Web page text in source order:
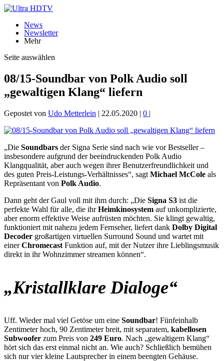
News
Newsletter
Mehr
Seite auswählen
08/15-Soundbar von Polk Audio soll
„gewaltigen Klang“ liefern
Gepostet von Udo Metterlein | 22.05.2020 | 0 |
„Die Soundbars der Signa Serie sind nach wie vor Bestseller –
insbesondere aufgrund der beeindruckenden Polk Audio
Klangqualität, aber auch wegen ihrer Benutzerfreundlichkeit und
des guten Preis-Leistungs-Verhältnisses“, sagt Michael McCole als
Repräsentant von Polk Audio.
Dann geht der Gaul voll mit ihm durch: „Die Signa S3 ist die
perfekte Wahl für alle, die ihrHeimkinosystem auf unkomplizierte,
aber enorm effektive Weise aufrüsten möchten. Sie klingt gewaltig,
funktioniert mit nahezu jedem Fernseher, liefert dank Dolby Digital
Decoder großartigen virtuellen Surround Sound und wartet mit
einerChromecast Funktion auf, mit der Nutzer ihre Lieblingsmusik
direkt in ihr Wohnzimmer streamen können“.
„Kristallklare Dialoge“
Uff. Wieder mal viel Getöse um eine Soundbar! Fünfeinhalb
Zentimeter hoch, 90 Zentimeter breit, mit separatem, kabellosen
Subwoofer zum Preis von 249 Euro. Nach „gewaltigem Klang“
hört sich das erst einmal nicht an. Wie auch? Schließlich bemühen
sich nur vier kleine Lautsprecher in einem beengten Gehäuse.